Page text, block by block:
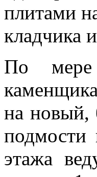
плитами
кладчика
По мере
на новый,
подмости
этажа